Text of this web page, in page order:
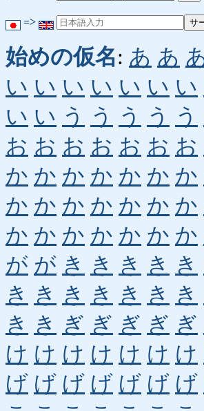
=>
始めの仮名: あ あ
い い い い い い い
い い う う う う う
お お お お お お お
か か か か か か か
か か か か か か か
か か か か か か か
が が き き き き き
き き き き き き き
き き ぎ ぎ ぎ ぎ ぎ
け け け け け け け
げ げ げ げ げ げ げ